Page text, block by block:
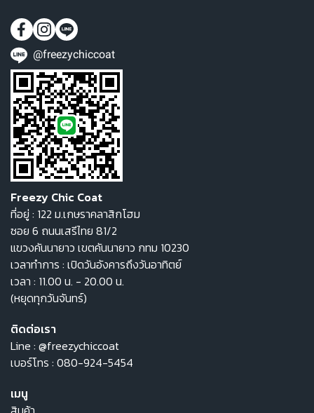
@freezychiccoat
Freezy Chic Coat
ที่อยู่ : 122 ม.เกษราคลาสิกโฮม
ซอย 6 ถนนเสรีไทย 81/2
แขวงคันนายาว เขตคันนายาว กทม 10230
เวลาทำการ : เปิดวันอังคารถึงวันอาทิตย์
เวลา : 11.00 น. - 20.00 น.
(หยุดทุกวันจันทร์)
ติดต่อเรา
Line : @freezychiccoat
เบอร์โทร : 080-924-5454
เมนู